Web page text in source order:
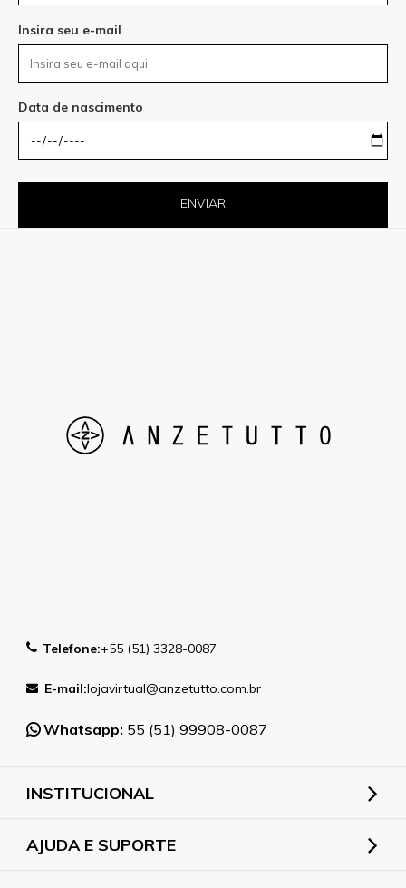
Insira seu e-mail
Data de nascimento
ENVIAR
Telefone:+55 (51) 3328-0087
E-mail:lojavirtual@anzetutto.com.br
Whatsapp: 55 (51) 99908-0087
INSTITUCIONAL
AJUDA E SUPORTE